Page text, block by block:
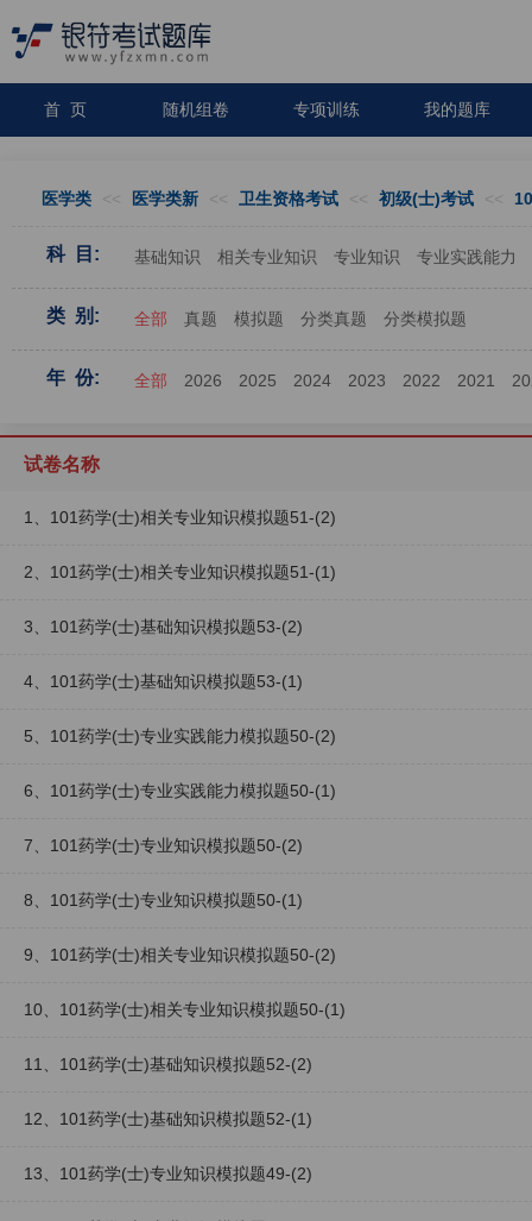
首 页 随机组卷 专项训练 我的题库
医学类 << 医学类新 << 卫生资格考试 << 初级(士)考试 <<
科 目: 基础知识 相关专业知识 专业知识 专业实践能力
类 别: 全部 真题 模拟题 分类真题 分类模拟题
年 份: 全部 2026 2025 2024 2023 2022 2021
试卷名称
1、101药学(士)相关专业知识模拟题51-(2)
2、101药学(士)相关专业知识模拟题51-(1)
3、101药学(士)基础知识模拟题53-(2)
4、101药学(士)基础知识模拟题53-(1)
5、101药学(士)专业实践能力模拟题50-(2)
6、101药学(士)专业实践能力模拟题50-(1)
7、101药学(士)专业知识模拟题50-(2)
8、101药学(士)专业知识模拟题50-(1)
9、101药学(士)相关专业知识模拟题50-(2)
10、101药学(士)相关专业知识模拟题50-(1)
11、101药学(士)基础知识模拟题52-(2)
12、101药学(士)基础知识模拟题52-(1)
13、101药学(士)专业知识模拟题49-(2)